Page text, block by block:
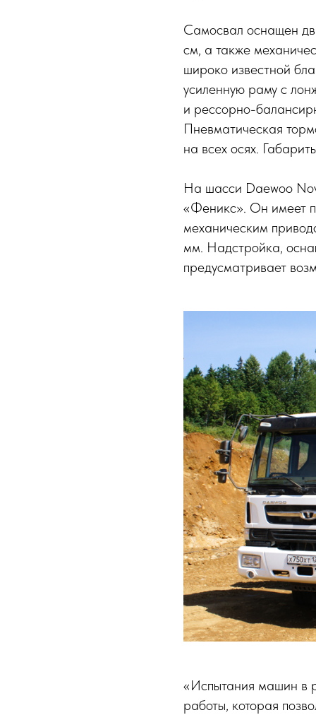
Самосвал оснащен
см, а также
широко известной
усиленную раму с
и рессорно-
Пневматическая
на всех осях.
На шасси Daewoo
«Феникс». Он имеет
механическим
мм. Надстройка,
предусматривает
«Испытания машин в
работы, которая